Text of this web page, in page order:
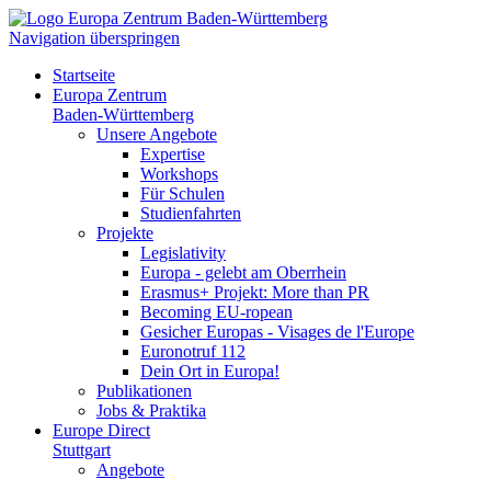
Navigation überspringen
Startseite
Europa Zentrum
Baden-Württemberg
Unsere Angebote
Expertise
Workshops
Für Schulen
Studienfahrten
Projekte
Legislativity
Europa - gelebt am Oberrhein
Erasmus+ Projekt: More than PR
Becoming EU-ropean
Gesicher Europas - Visages de l'Europe
Euronotruf 112
Dein Ort in Europa!
Publikationen
Jobs & Praktika
Europe Direct
Stuttgart
Angebote